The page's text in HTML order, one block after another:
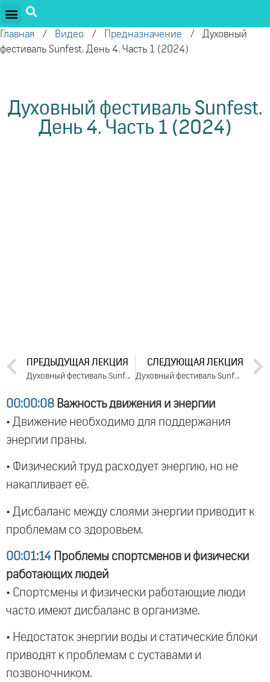
Главная / Видео / Предназначение / Духовный
фестиваль Sunfest. День 4. Часть 1 (2024)
Духовный фестиваль Sunfest.
День 4. Часть 1 (2024)
ПРЕДЫДУЩАЯ ЛЕКЦИЯ
Духовный фестиваль Sunfest. День 3. Часть 3 (2024)
СЛЕДУЮЩАЯ ЛЕКЦИЯ
Духовный фестиваль Sunfest. День 4. Часть 2 (2024)
00:00:08 Важность движения и энергии
• Движение необходимо для поддержания
энергии праны.
• Физический труд расходует энергию, но не
накапливает её.
• Дисбаланс между слоями энергии приводит к
проблемам со здоровьем.
00:01:14 Проблемы спортсменов и физически
работающих людей
• Спортсмены и физически работающие люди
часто имеют дисбаланс в организме.
• Недостаток энергии воды и статические блоки
приводят к проблемам с суставами и
позвоночником.